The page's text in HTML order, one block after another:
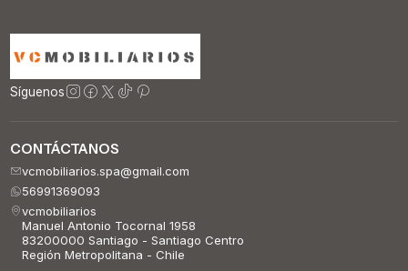
Síguenos
CONTÁCTANOS
vcmobiliarios.spa@gmail.com
56991369093
vcmobiliarios
Manuel Antonio Tocornal 1958
83200000 Santiago - Santiago Centro
Región Metropolitana - Chile